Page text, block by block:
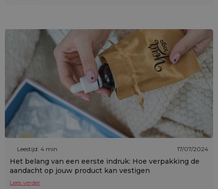
Leestijd: 4 min 17/07/2024
Het belang van een eerste indruk: Hoe verpakking de
aandacht op jouw product kan vestigen
Lees verder